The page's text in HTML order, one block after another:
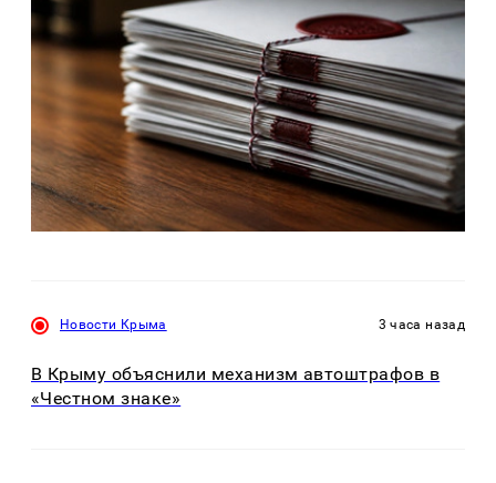
Новости Крыма 3 часа назад
В Крыму объяснили механизм автоштрафов в
«Честном знаке»